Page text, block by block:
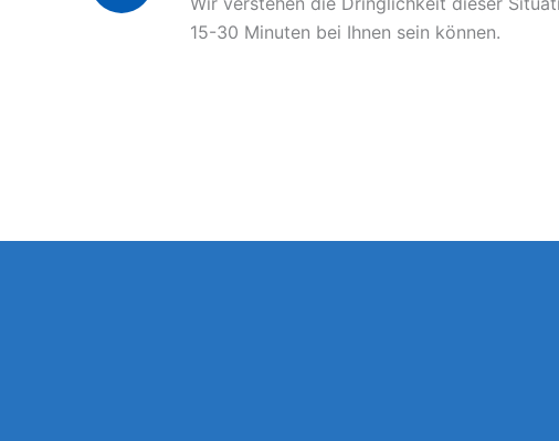
15-30 Minuten bei Ihnen sein können.